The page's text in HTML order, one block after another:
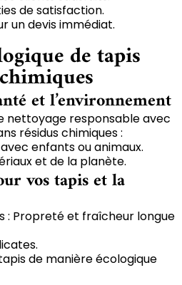
de satisfaction.
un devis immédiat.
de tapis
et l’environnement
nettoyage responsable avec
résidus chimiques :
enfants ou animaux.
et de la planète.
vos tapis et la
: Propreté et fraîcheur longue
de manière écologique